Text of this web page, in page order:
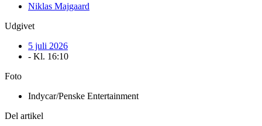
Niklas Majgaard
Udgivet
5 juli 2026
- Kl. 16:10
Foto
Indycar/Penske Entertainment
Del artikel